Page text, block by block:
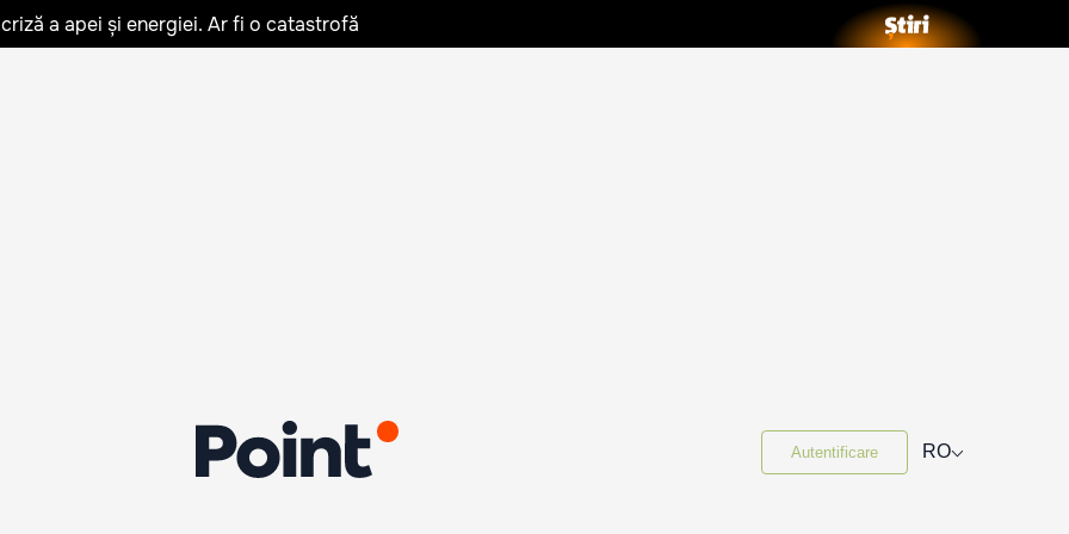
a apei și energiei. Ar fi o catastrofă
Autentificare RO⌵